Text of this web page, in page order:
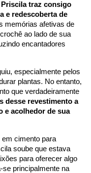
Priscila traz consigo
e redescoberta de
memórias afetivas de
ao lado de sua
encantadores
especialmente pelos
plantas. No entanto,
que verdadeiramente
desse revestimento a
e acolhedor de sua
cimento para
soube que estava
para oferecer algo
se principalmente na